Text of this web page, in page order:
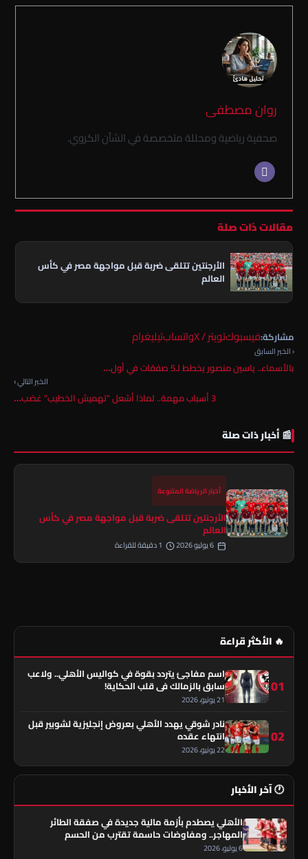
روان مصطفى
صحفية رياضية ومحللة متخصصة في الشأن الكروي.
مقالات ذات صلة
الأرجنتين تتلقى ضربة قبل مواجهة مصر في كأس
العالم
مشاركة:فيسبوكتويتر / X واتسابتيليغرام
‹ الخبر السابق
بالأسماء.. ياسين منصور يخطط لـ5 صفقات في أول…
الخبر التالي ›
3 أسباب مهمة.. لماذا أشعل "تهميش الخطيب" غضب…
📰 أخبار ذات صلة
أخبار الرياضة المتنوعة
الأرجنتين تتلقى ضربة قبل مواجهة مصر في كأس
العالم
🔥 الأكثر قراءة
01
اسم مفاجئ يتردد بقوة في كواليس الأهلي.. ولاعب
سابق بالزمالك في قلب الحكاية!
21 يونيو، 2026
02
نادر شوقي يهدد الأهلي بعروض إنجليزية لشوبير قبل
انتهاء عقده
22 يونيو، 2026
🕐 آخر الأخبار
الأهلي يصطدم بأزمة مالية جديدة في صفقة الطائر
المهاجر.. ومفاوضات حاسمة تقترب من الحسم
6 يوليو، 2026